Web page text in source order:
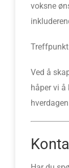
voksne
Ved å
håper vi å